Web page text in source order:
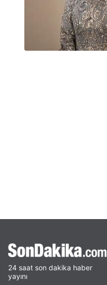
24 saat son dakika haber
yayını